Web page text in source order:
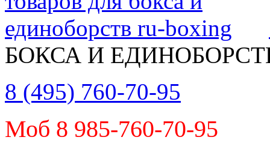
БОКСА И
8 (495) 760-70-95
Моб 8 985-760-70-95